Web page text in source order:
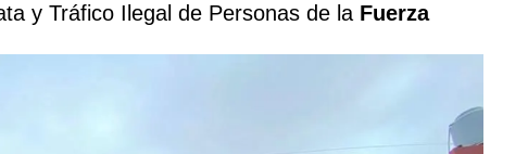
y Tráfico Ilegal de Personas de la Fuerza